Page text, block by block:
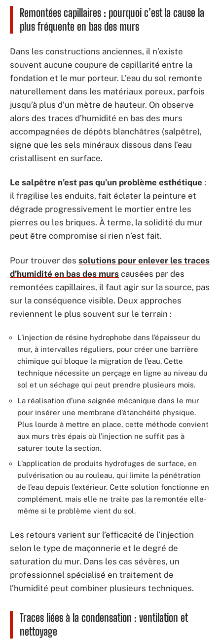
Remontées capillaires : pourquoi c’est la cause la
plus fréquente en bas des murs
Dans les constructions anciennes, il n’existe
souvent aucune coupure de capillarité entre la
fondation et le mur porteur. L’eau du sol remonte
naturellement dans les matériaux poreux, parfois
jusqu’à plus d’un mètre de hauteur. On observe
alors des traces d’humidité en bas des murs
accompagnées de dépôts blanchâtres (salpêtre),
signe que les sels minéraux dissous dans l’eau
cristallisent en surface.
Le salpêtre n’est pas qu’un problème esthétique :
il fragilise les enduits, fait éclater la peinture et
dégrade progressivement le mortier entre les
pierres ou les briques. À terme, la solidité du mur
peut être compromise si rien n’est fait.
Pour trouver des solutions pour enlever les traces
d’humidité en bas des murs causées par des
remontées capillaires, il faut agir sur la source, pas
sur la conséquence visible. Deux approches
reviennent le plus souvent sur le terrain :
L’injection de résine hydrophobe dans l’épaisseur du
mur, à intervalles réguliers, pour créer une barrière
chimique qui bloque la migration de l’eau. Cette
technique nécessite un perçage en ligne au niveau du
sol et un séchage qui peut prendre plusieurs mois.
La réalisation d’une saignée mécanique dans le mur
pour insérer une membrane d’étanchéité physique.
Plus lourde à mettre en place, cette méthode convient
aux murs très épais où l’injection ne suffit pas à
saturer toute la section.
L’application de produits hydrofuges de surface, en
pulvérisation ou au rouleau, qui limite la pénétration
de l’eau depuis l’extérieur. Cette solution fonctionne en
complément, mais elle ne traite pas la remontée elle-
même si le problème vient du sol.
Les retours varient sur l’efficacité de l’injection
selon le type de maçonnerie et le degré de
saturation du mur. Dans les cas sévères, un
professionnel spécialisé en traitement de
l’humidité peut combiner plusieurs techniques.
Traces liées à la condensation : ventilation et
nettoyage